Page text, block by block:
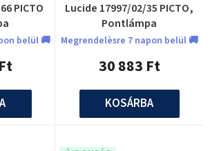
PICTO
belül 🚚
Lucide 17997/02/35 PICTO,
Pontlámpa
Megrendelèsre 7 napon belül 🚚
30 883 Ft
KOSÁRBA